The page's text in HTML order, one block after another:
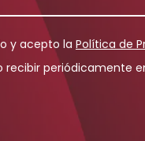
y acepto la Política de
recibir periódicamente